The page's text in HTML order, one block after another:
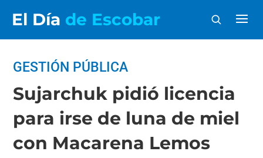
El Día de Escobar
GESTIÓN PÚBLICA
Sujarchuk pidió licencia
para irse de luna de miel
con Macarena Lemos